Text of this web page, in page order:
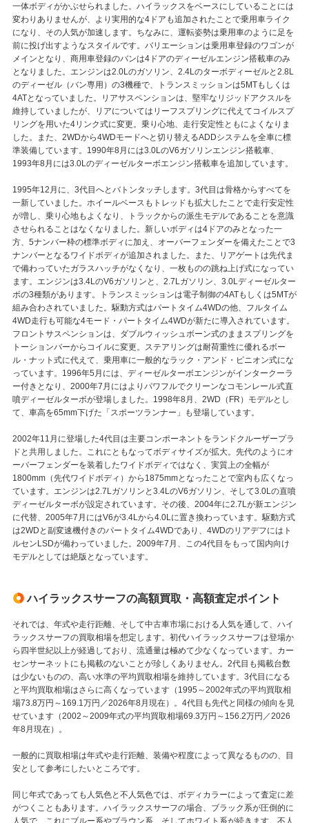
一体ボディがかぶせられました。ハイラックスをベースにしていることには
変わりありませんが、より実用的な4ドアも追加されたことで乗用車ライク
になり、その人気が加速します。ちなみに、運転姿勢は乗用車のように足を
前に投げ出すようなスタイルです。バリエーションは乗用車登録のワゴンが
メインとなり、商用車登録のバンは4ドアのディーゼルエンジン搭載車のみ
となりました。エンジンは2.0Lのガソリン、2.4Lのターボディーゼルと2.8L
のディーゼル（バン専用）の3機種で、トランスミッションは5MTもしくは
4ATとなっていました。リアサスペンションは、堅牢なリジッドアクスルを
維持していましたが、リアについてはリーフスプリングに代えてコイルスプ
リングを用いた4リンク式に変更。乗り心地、走行安定性ともによくなりま
した。また、2WDから4WDモードへと切り替えるADDシステムを全車に標
準装備しています。1990年8月には3.0LのV6ガソリンエンジン搭載車、
1993年8月には3.0Lのディーゼルターボエンジン搭載車を追加しています。
1995年12月に、3代目へとバトンタッチします。3代目は骨格からすべてを
一新していました。ホイールベースもトレッドも拡大したことで走行安定性
が増し、乗り心地もよくなり、トラックからの派生モデルであることを意識
させられることはなくなりました。新しいボディは4ドアのみとなった一
方、5ナンバー枠の標準ボディに加え、オーバーフェンダーを備えたことで3
ナンバーとなるワイドボディが追加されました。また、リアゲートは先代ま
で備わっていたガラスハッチがなくなり、一枚ものの跳ね上げ式になってい
ます。エンジンは3.4LのV6ガソリンと、2.7Lガソリン、3.0Lディーゼルター
ボの3種類があります。トランスミッションは電子制御の4ATもしくは5MTが
組み合わされていました。駆動方式はパートタイム4WDの他、フルタイム
4WD走行も可能な4モード・パートタイム4WDが新たに導入されています。
フロントサスペンションは、ダブルウィッシュボーン式のままスプリングを
トーションバーからコイルに変更。ステアリングは耐荷重性に優れるボー
ル・ナット式に代えて、乗用車に一般的なラック・アンド・ピニオン式にな
っています。1996年5月には、ディーゼルターボエンジンがインタークーラ
ー付きとなり、2000年7月にはよりパワフルでクリーンなコモンレール式直
噴ディーゼルターボが登場しました。1998年8月、2WD（FR）モデルとし
て、車高を65mm下げた「スポーツランナー」も登場しています。
2002年11月に登場した4代目は主要コンポーネントをランドクルーザープラ
ドと共用しました。これにともなってボディサイズが拡大。先代のようにオ
ーバーフェンダーを装着したワイドボディではなく、実質上の全幅が
1800mm（先代ワイドボディ）から1875mmとなったことで室内も広くなっ
ています。エンジンは2.7Lガソリンと3.4LのV6ガソリン、そして3.0Lの直噴
ディーゼルターボが設定されています。その後、2004年に2.7Lが新エンジン
に代替、2005年7月にはV6が3.4Lから4.0Lに置き換わっています。駆動方式
は2WDと副変速機付きのパートタイム4WDであり、4WDのリアデフにはト
ルセンLSDが備わっていました。2009年7月、この4代目をもって国内向け
モデルとしては絶版となっています。
ハイラックスサーフの高額買取・高額査定ポイント
それでは、年式や走行距離、そして中古車市場における人気を通して、ハイ
ラックスサーフの買取相場を想定します。初代ハイラックスサーフは登場か
ら四半世紀以上が経過しており、流通量は極めて少なくなっています。カー
センサーネットにも掲載のないことが珍しくありません。2代目も掲載台数
は少ないものの、高い水準の平均買取相場を維持しています。3代目になる
と平均買取相場はさらに高くなっています（1995～2002年式の平均買取相
場73.8万円～169.1万円／2026年8月現在）。4代目も先代と同様の傾向を見
せています（2002～2009年式の平均買取相場69.3万円～156.2万円／2026
年8月現在）。
一般的に買取相場は年式や走行距離、装備や程度によって異なるものの、目
安として参考にしたいところです。
同じ年式であっても人気色と不人気色では、ボディカラーによって査定に差
がつくこともあります。ハイラックスサーフの場合、ブラック系が圧倒的に
人気で、これにブルー系やブラウン系、そしてホワイト系が続きます。不人